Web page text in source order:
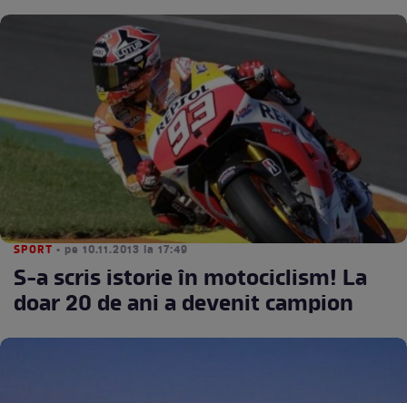
SPORT • pe 10.11.2013 la 17:49
S-a scris istorie în motociclism! La
doar 20 de ani a devenit campion